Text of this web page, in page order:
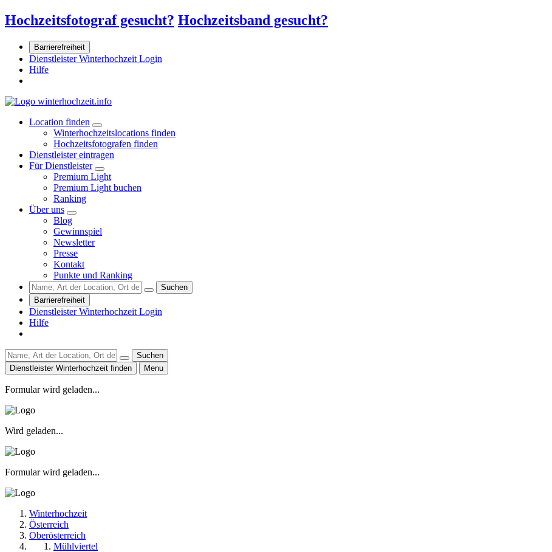
Hochzeitsfotograf gesucht? Hochzeitsband gesucht?
Barrierefreiheit
Dienstleister Winterhochzeit Login
Hilfe
Location finden
Winterhochzeitslocations finden
Hochzeitsfotografen finden
Dienstleister eintragen
Für Dienstleister
Premium Light
Premium Light buchen
Ranking
Über uns
Blog
Gewinnspiel
Newsletter
Presse
Kontakt
Punkte und Ranking
Suchen
Barrierefreiheit
Dienstleister Winterhochzeit Login
Hilfe
Suchen
Dienstleister Winterhochzeit finden
Menu
Formular wird geladen...
Wird geladen...
Formular wird geladen...
Winterhochzeit
Österreich
Oberösterreich
Mühlviertel